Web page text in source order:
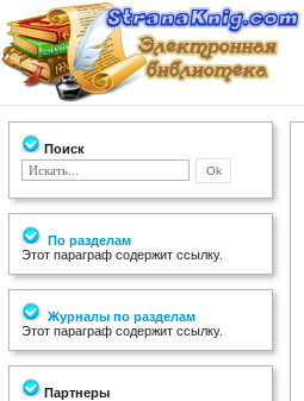
Поиск
По разделам
Этот параграф содержит ссылку.
Журналы по разделам
Этот параграф содержит ссылку.
Партнеры